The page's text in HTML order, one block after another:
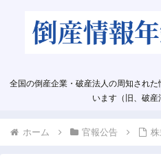
全国の倒産企業・破産法人の周知され
います（旧、破産
ホーム 官報公告